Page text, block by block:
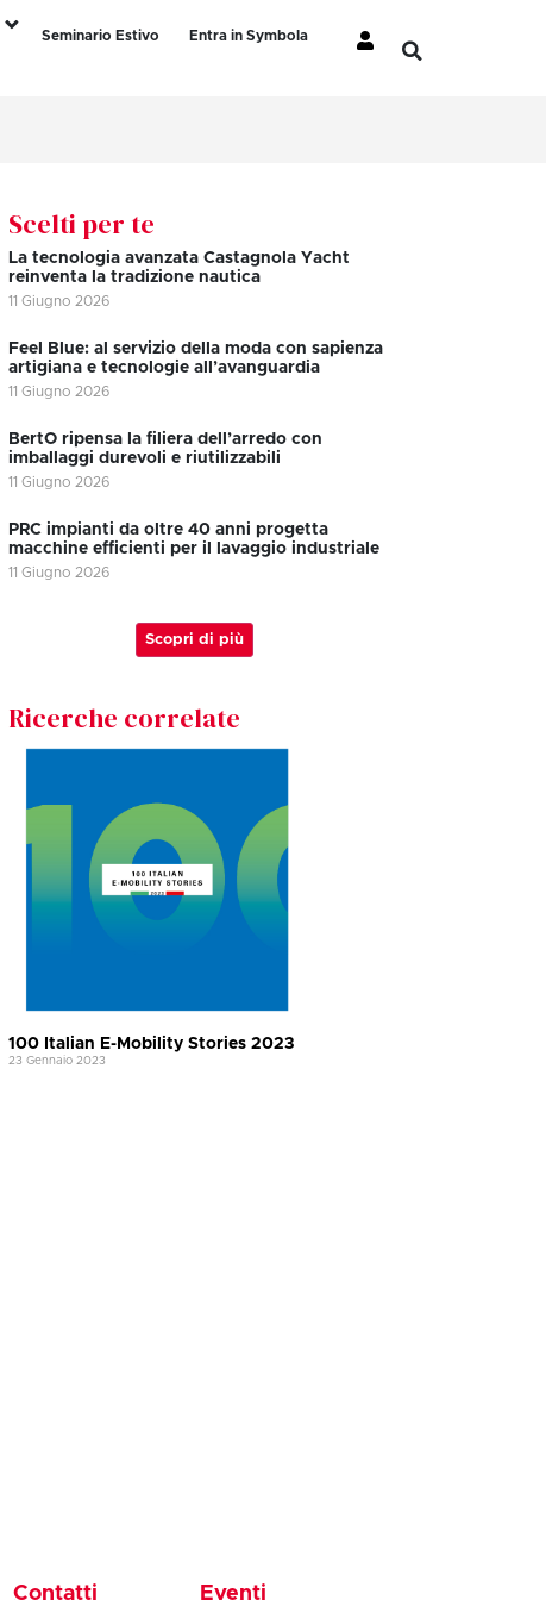
Seminario Estivo
Entra in Symbola
Scelti per te
La tecnologia avanzata Castagnola Yacht
reinventa la tradizione nautica
11 Giugno 2026
Feel Blue: al servizio della moda con sapienza
artigiana e tecnologie all’avanguardia
11 Giugno 2026
BertO ripensa la filiera dell’arredo con
imballaggi durevoli e riutilizzabili
11 Giugno 2026
PRC impianti da oltre 40 anni progetta
macchine efficienti per il lavaggio industriale
11 Giugno 2026
Scopri di più
Ricerche correlate
100 Italian E-Mobility Stories 2023
23 Gennaio 2023
Contatti Eventi